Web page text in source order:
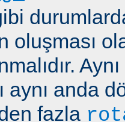
oluşması
aynı anda
fazla